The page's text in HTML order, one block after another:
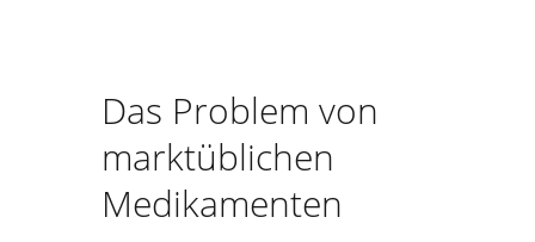
Das Problem von
marktüblichen
Medikamenten